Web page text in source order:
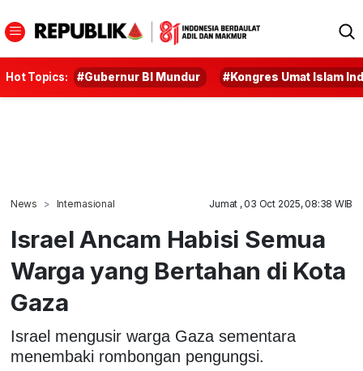
Hot Topics: #Gubernur BI Mundur #Kongres Umat Islam
News Internasional Jumat , 03 Oct 2025, 08:38 WIB
Israel Ancam Habisi Semua
Warga yang Bertahan di Kota
Gaza
Israel mengusir warga Gaza sementara
menembaki rombongan pengungsi.